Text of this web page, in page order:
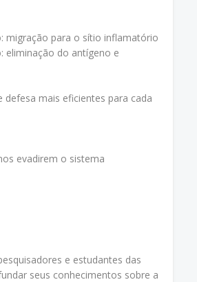
migração para o sítio inflamatório
eliminação do antígeno e
mais eficientes para cada
evadirem o sistema
e estudantes das
seus conhecimentos sobre a